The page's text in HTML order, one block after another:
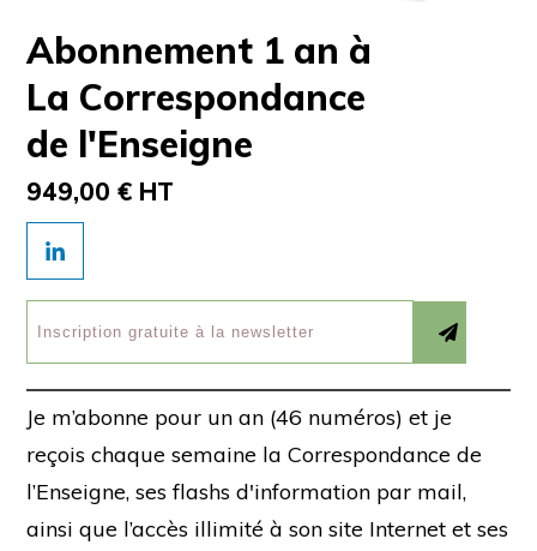
Abonnement 1 an à
La Correspondance
de l'Enseigne
949,00 € HT
Je m’abonne pour un an (46 numéros) et je
reçois chaque semaine la Correspondance de
l’Enseigne, ses flashs d'information par mail,
ainsi que l’accès illimité à son site Internet et ses